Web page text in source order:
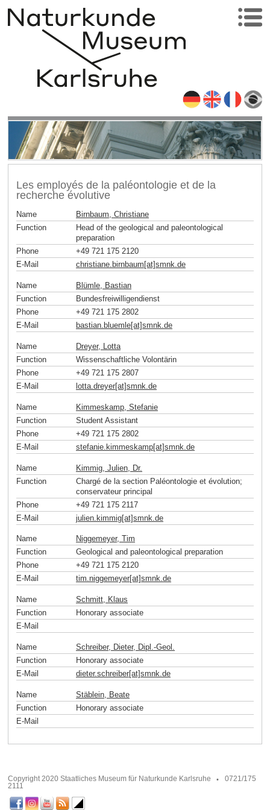
Les employés de la paléontologie et de la
recherche évolutive
Name
Birnbaum, Christiane
Function
Head of the geological and paleontological
preparation
Phone
+49 721 175 2120
E-Mail
christiane.birnbaum[at]smnk.de
Name
Blümle, Bastian
Function
Bundesfreiwilligendienst
Phone
+49 721 175 2802
E-Mail
bastian.bluemle[at]smnk.de
Name
Dreyer, Lotta
Function
Wissenschaftliche Volontärin
Phone
+49 721 175 2807
E-Mail
lotta.dreyer[at]smnk.de
Name
Kimmeskamp, Stefanie
Function
Student Assistant
Phone
+49 721 175 2802
E-Mail
stefanie.kimmeskamp[at]smnk de
Name
Kimmig, Julien, Dr.
Function
Chargé de la section Paléontologie et évolution;
conservateur principal
Phone
+49 721 175 2117
E-Mail
julien.kimmig[at]smnk de
Name
Niggemeyer, Tim
Function
Geological and paleontological preparation
Phone
+49 721 175 2120
E-Mail
tim.niggemeyer[at]smnk.de
Name
Schmitt, Klaus
Function
Honorary associate
E-Mail
Name
Schreiber, Dieter, Dipl.-Geol.
Function
Honorary associate
E-Mail
dieter.schreiber[at]smnk.de
Name
Stäblein, Beate
Function
Honorary associate
E-Mail
Copyright 2020 Staatliches Museum für Naturkunde Karlsruhe
0721/175
2111